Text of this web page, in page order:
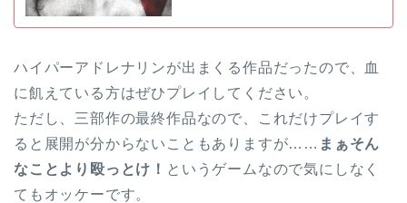
ハイパーアドレナリンが出まくる作品だったので、血
に飢えている方はぜひプレイしてください。
ただし、三部作の最終作品なので、これだけプレイす
ると展開が分からないこともありますが…… まぁそん
なことより殴っとけ！ というゲームなので気にしなく
てもオッケーです。